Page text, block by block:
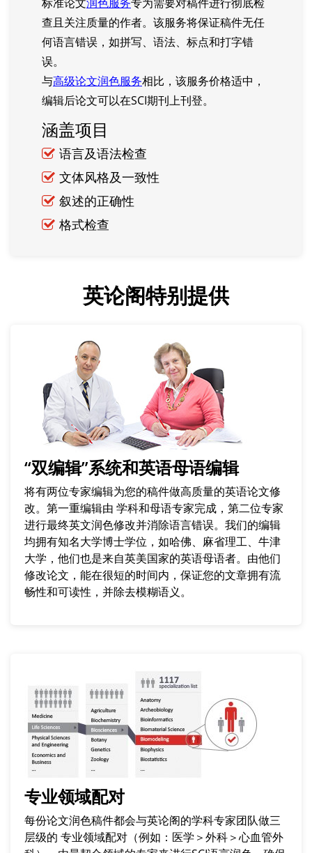
查且关注质量的作者。该服务将保证稿件无任
何语言错误，如拼写、语法、标点和打字错
误。
与高级论文润色服务相比，该服务价格适中，
编辑后论文可以在SCI期刊上刊登。
涵盖项目
语言及语法检查
文体风格及一致性
叙述的正确性
格式检查
英论阁特别提供
“双编辑”系统和英语母语编辑
将有两位专家编辑为您的稿件做高质量的英语论文修
改。第一重编辑由 学科和母语专家完成，第二位专家
进行最终英文润色修改并消除语言错误。我们的编辑
均拥有知名大学博士学位，如哈佛、麻省理工、牛津
大学，他们也是来自英美国家的英语母语者。由他们
修改论文，能在很短的时间内，保证您的文章拥有流
畅性和可读性，并除去模糊语义。
专业领域配对
每份论文润色稿件都会与英论阁的学科专家团队做三
层级的 专业领域配对（例如：医学＞外科＞心血管外